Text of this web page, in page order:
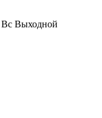
Вс Выходной